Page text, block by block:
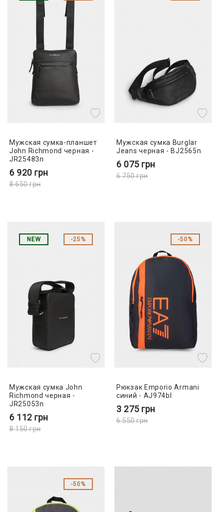
Мужская сумка-планшет
John Richmond черная -
JR25483n
6 920 грн
8 650грн
Мужская сумка Burglar
Jeans черная - BJ2565n
6 075 грн
6 750грн
NEW 25%
Мужская сумка John
Richmond черная -
JR25053n
6 112 грн
8 150грн
50%
Рюкзак Emporio Armani
синий - AJ974bl
3 275 грн
6 550грн
50%